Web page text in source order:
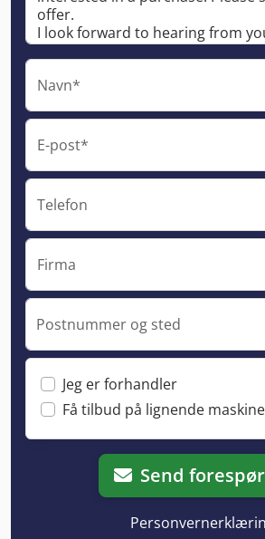
Navn*
E-post*
Telefon
Firma
Postnummer og sted
Jeg er forhandler
Få tilbud på lignende
Send